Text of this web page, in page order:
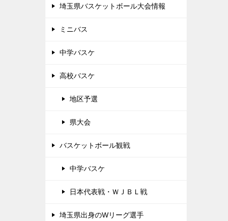
埼玉県バスケットボール大会情報
ミニバス
中学バスケ
高校バスケ
地区予選
県大会
バスケットボール観戦
中学バスケ
日本代表戦・ＷＪＢＬ戦
埼玉県出身のWリーグ選手